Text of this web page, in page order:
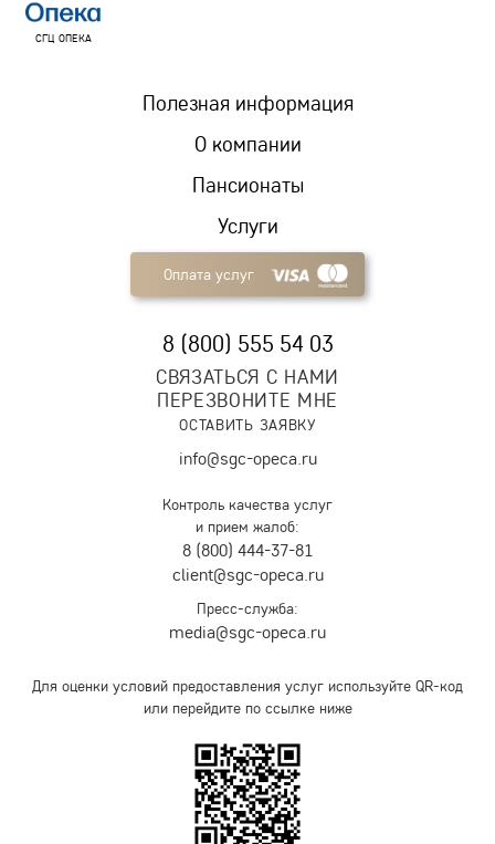
СГЦ ОПЕКА
Пансионаты
Услуги
Полезная информация
О компании
Оплата услуг
8 (800) 555 54 03
СВЯЗАТЬСЯ С НАМИ
ПЕРЕЗВОНИТЕ МНЕ
ОСТАВИТЬ ЗАЯВКУ
info@sgc-opeca.ru
Контроль качества услуг
и прием жалоб:
8 (800) 444-37-81
client@sgc-opeca.ru
Пресс-служба:
media@sgc-opeca.ru
Для оценки условий предоставления услуг используйте QR-код
или перейдите по ссылке ниже